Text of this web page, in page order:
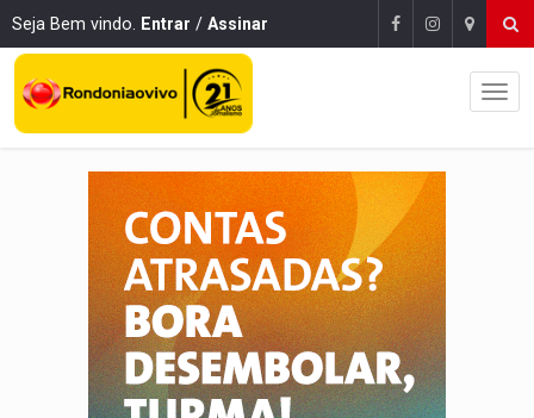
Seja Bem vindo. Entrar / Assinar